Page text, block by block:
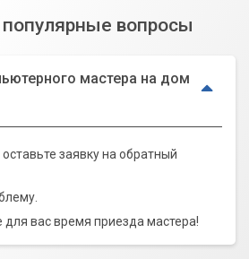
вопросы
мастера на дом
заявку на обратный
для вас время приезда мастера!